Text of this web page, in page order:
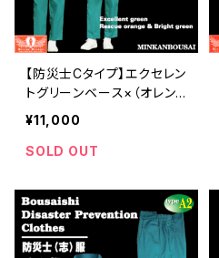
【防災士Cタイプ】エクセレン
トグリーンベース×（オレン
ジ・ブライトグリーン）「防災
士（志）防災服」 | 危機管理
ブランド民間防災
¥11,000
SOLD OUT